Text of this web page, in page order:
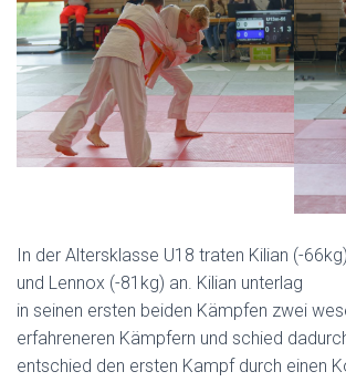
In der Altersklasse U18 traten Kilian (-
und Lennox (-81kg) an. Kilian unterlag
in seinen ersten beiden Kämpfen zwei
erfahreneren Kämpfern und schied
entschied den ersten Kampf durch einen